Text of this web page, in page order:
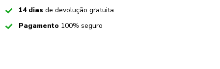
Checked
14 dias de devolução gratuita
CheckedPagamento 100% seguro